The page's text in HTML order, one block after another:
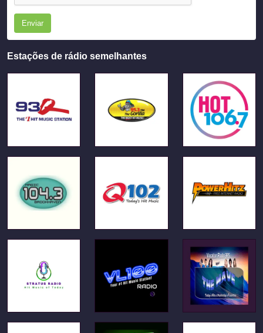
Enviar
Estações de rádio semelhantes